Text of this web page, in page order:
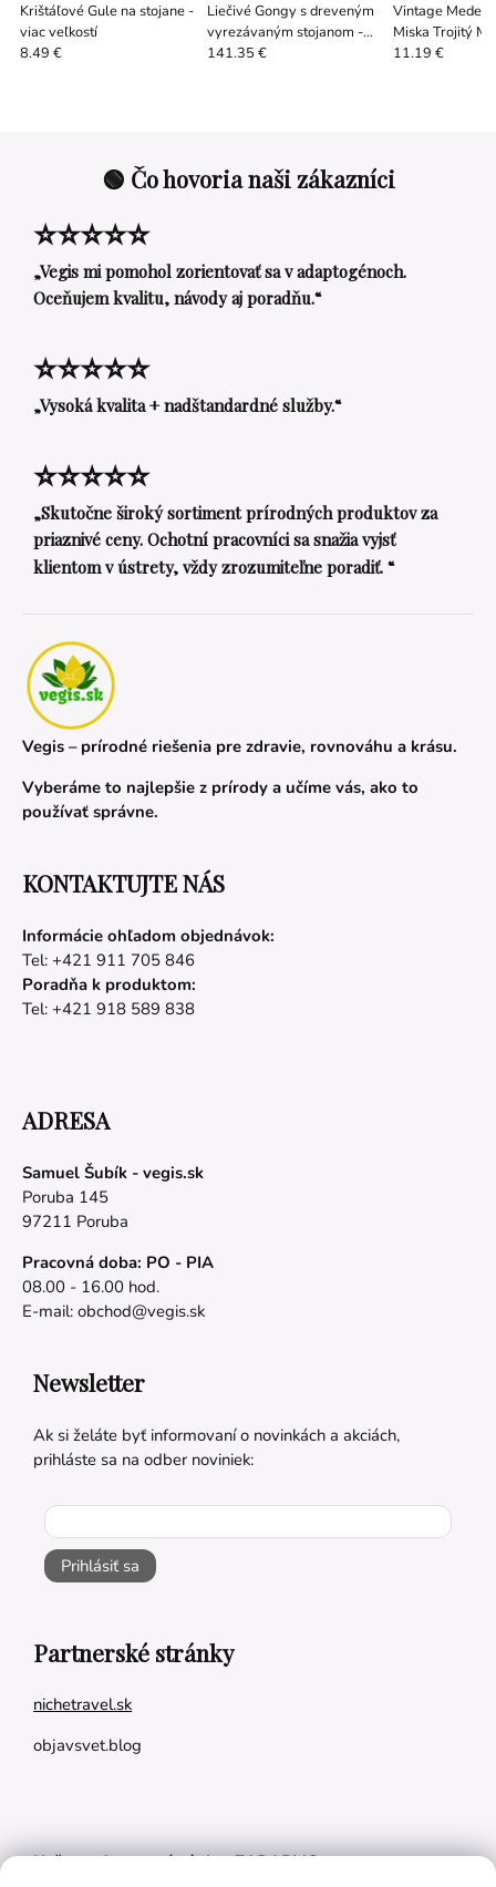
Krištáľové Gule na stojane -
viac veľkostí
8.49 €
Liečivé Gongy s dreveným
vyrezávaným stojanom -
viac druhov
141.35 €
Vintage
Miska Trojitý
cm
11.19 €
🟢 Čo hovoria naši zákazníci
⭐⭐⭐⭐⭐
„Vegis mi pomohol zorientovať sa v adaptogénoch.
Oceňujem kvalitu, návody aj poradňu.“
⭐⭐⭐⭐⭐
„Vysoká kvalita + nadštandardné služby.“
⭐⭐⭐⭐⭐
„Skutočne široký sortiment prírodných produktov za
priaznivé ceny. Ochotní pracovníci sa snažia vyjsť
klientom v ústrety, vždy zrozumiteľne poradiť. “
Vegis – prírodné riešenia pre zdravie, rovnováhu a krásu.
Vyberáme to najlepšie z prírody a učíme vás, ako to
používať správne.
KONTAKTUJTE NÁS
Informácie ohľadom objednávok:
Tel: +421 911 705 846
Poradňa k produktom:
Tel: +421 918 589 838
ADRESA
Samuel Šubík - vegis.sk
Poruba 145
97211 Poruba
Pracovná doba: PO - PIA
08.00 - 16.00 hod.
E-mail: obchod@vegis.sk
Newsletter
Ak si želáte byť informovaní o novinkách a akciách,
prihláste sa na odber noviniek:
Prihlásiť sa
Partnerské stránky
nichetravel.sk
objavsvet.blog
Naše appky pre vás úplne ZADARMO: